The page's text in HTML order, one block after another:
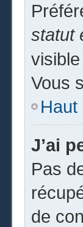
statut
Vous
Haut
J’ai
Pas
de